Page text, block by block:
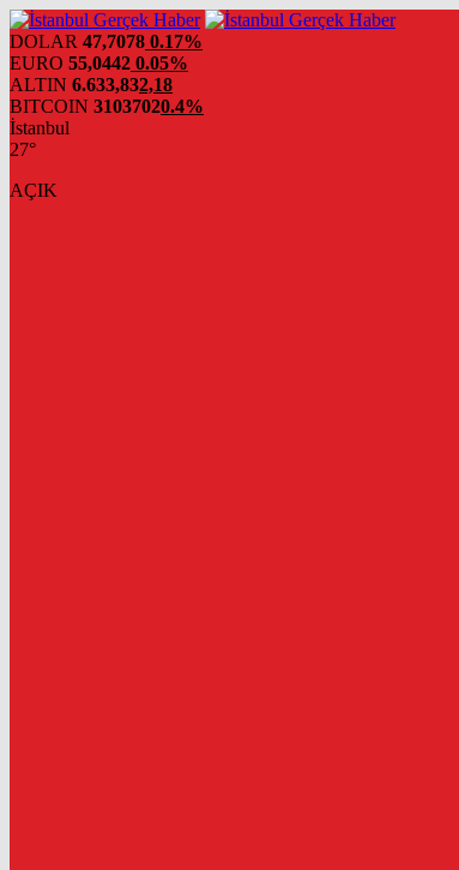
DOLAR 47,7078 0.17%
EURO 55,0442 0.05%
ALTIN 6.633,832,18
BITCOIN 31037020.4%
İstanbul
27°
AÇIK